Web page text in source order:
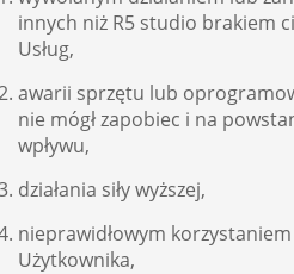
innych niż R5 studio brakiem
Usług,
awarii sprzętu lub
nie mógł zapobiec i na
wpływu,
działania siły wyższej,
nieprawidłowym
Użytkownika,